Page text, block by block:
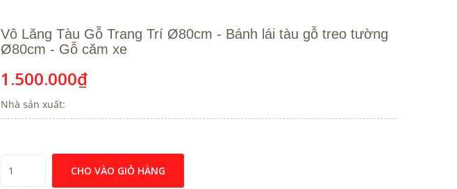
Vô Lăng Tàu Gỗ Trang Trí Ø80cm - Bánh lái tàu gỗ treo tường
Ø80cm - Gỗ căm xe
1.500.000₫
Nhà sản xuất:
CHO VÀO GIỎ HÀNG